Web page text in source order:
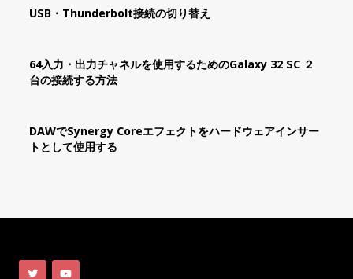
USB・Thunderbolt接続の切り替え
64入力・出力チャネルを使用するためのGalaxy 32 SC ２
台の接続する方法
DAWでSynergy Coreエフェクトをハードウェアインサー
トとして使用する